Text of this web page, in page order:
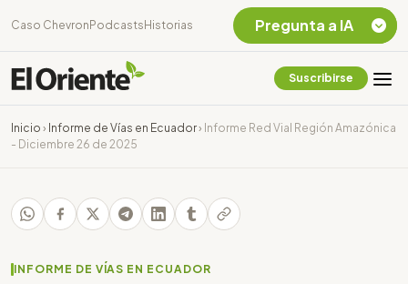
Caso Chevron Podcasts Historias
Suscribirse
Inicio › Informe de Vías en Ecuador› Informe Red Vial Región Amazónica
- Diciembre 26 de 2025
INFORME DE VÍAS EN ECUADOR
Pregunta a IA
Chevron Ecuador